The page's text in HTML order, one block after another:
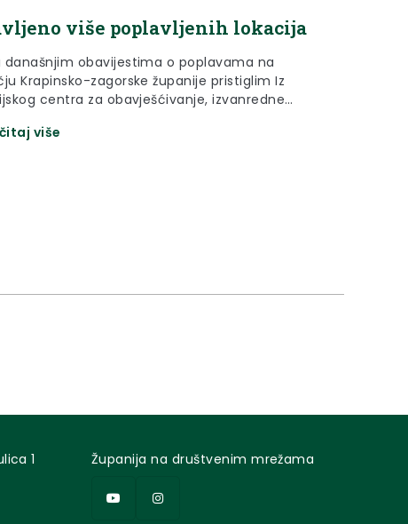
više poplavljenih lokacija
današnjim obavijestima o poplavama na
Krapinsko-zagorske županije pristiglim Iz
centra za obavješćivanje, izvanredne
Đurmanec.
više
1
Županija na društvenim mrežama